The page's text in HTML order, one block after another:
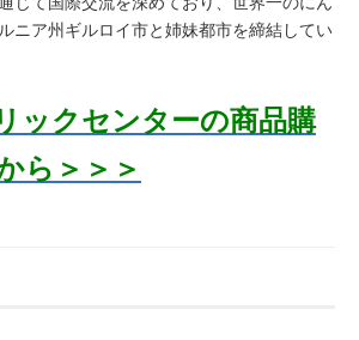
ニア州ギルロイ市と姉妹都市を締結してい
ックセンターの商品購
ら＞＞＞